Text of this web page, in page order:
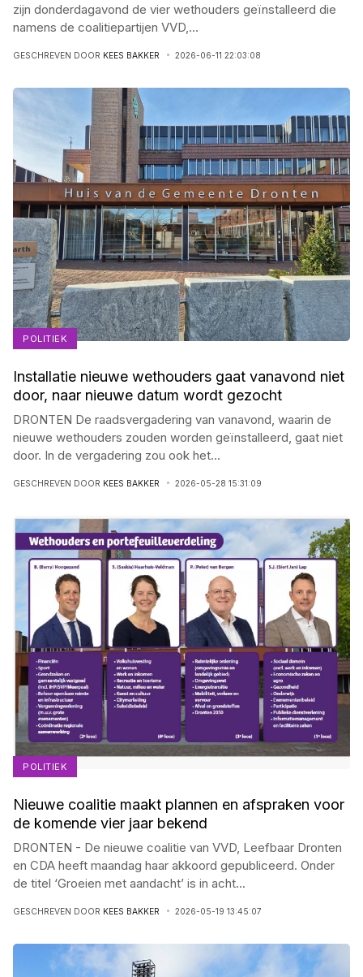
zijn donderdagavond de vier wethouders geïnstalleerd die
namens de coalitiepartijen VVD, ...
GESCHREVEN DOOR KEES BAKKER 2026-06-11 22:03:08
POLITIEK
Installatie nieuwe wethouders gaat vanavond niet
door, naar nieuwe datum wordt gezocht
DRONTEN De raadsvergadering van vanavond, waarin de
nieuwe wethouders zouden worden geïnstalleerd, gaat niet
door. In de vergadering zou ook het...
GESCHREVEN DOOR KEES BAKKER 2026-05-28 15:31:09
POLITIEK
Nieuwe coalitie maakt plannen en afspraken voor
de komende vier jaar bekend
DRONTEN - De nieuwe coalitie van VVD, Leefbaar Dronten
en CDA heeft maandag haar akkoord gepubliceerd. Onder
de titel ‘Groeien met aandacht’ is in acht...
GESCHREVEN DOOR KEES BAKKER 2026-05-19 13:45:07